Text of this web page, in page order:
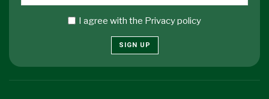
I agree with the Privacy policy
SIGN UP